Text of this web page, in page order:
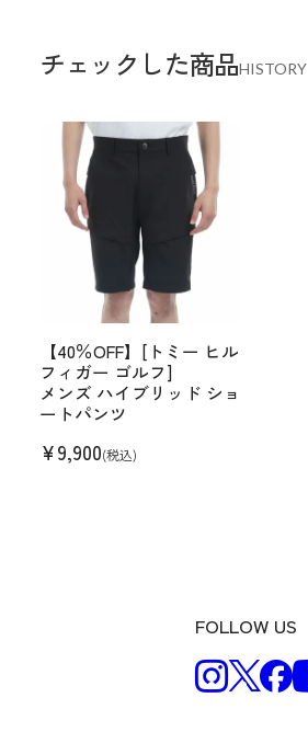
チェックした商品HISTORY
【40％OFF】[トミー ヒル
フィガー ゴルフ]
メンズ ハイブリッド ショ
ートパンツ
¥9,900(税込)
FOLLOW US